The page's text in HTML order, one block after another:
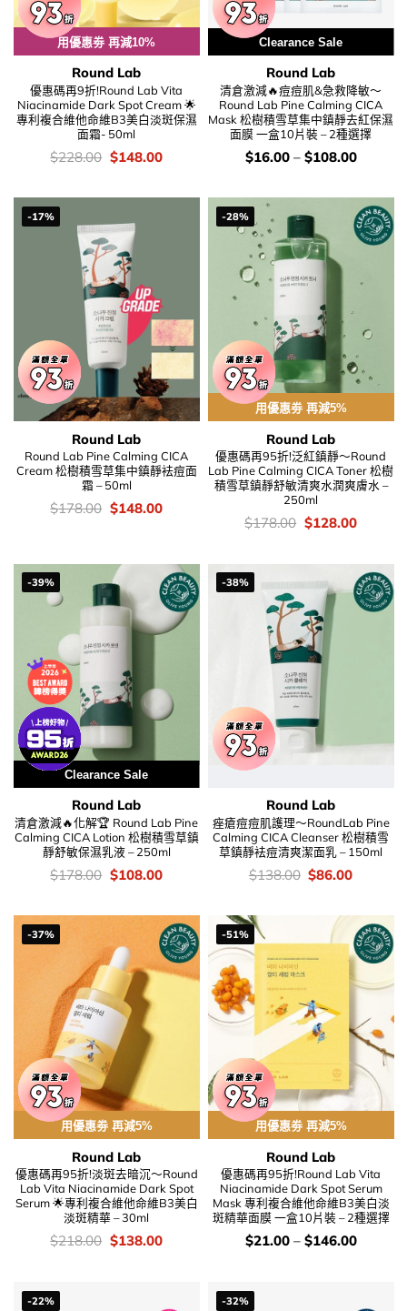
用優惠劵 再減10%
Round Lab
優惠碼再9折!Round Lab Vita
Niacinamide Dark Spot Cream 🌟
專利複合維他命維B3美白淡斑保濕
面霜- 50ml
價
錢：
$228.00 Original
price
$228.00.
$148.00Current
$148.00.
Clearance Sale
Round Lab
清倉激減🔥痘痘肌&急救降敏～
Round Lab Pine Calming CICA
Mask 松樹積雪草集中鎮靜去紅保濕
面膜 一盒10片裝 – 2種選擇
價
錢：
$16.00– $108.00
-17%
Round Lab
Round Lab Pine Calming CICA
Cream 松樹積雪草集中鎮靜袪痘面
霜 – 50ml
價
$178.00 Original
$148.00Current
-28%
用優惠劵 再減5%
Round Lab
優惠碼再95折!泛紅鎮靜～Round
Lab Pine Calming CICA Toner 松樹
積雪草鎮靜舒敏清爽水潤爽膚水 –
250ml
價
$178.00 Original
$178.00.
$128.00Current
-39%
Clearance Sale
Round Lab
清倉激減🔥化解🏆 Round Lab Pine
Calming CICA Lotion 松樹積雪草鎮
靜舒敏保濕乳液 – 250ml
價
錢：
$178.00 Original
price
$178.00.
$108.00Current
$108.00.
-38%
Round Lab
痤瘡痘痘肌護理～RoundLab Pine
Calming CICA Cleanser 松樹積雪
草鎮靜袪痘清爽潔面乳 – 150ml
價
錢：
$138.00 Original
price
$138.00.
$86.00Current
$86.00.
-37%
用優惠劵 再減5%
Round Lab
優惠碼再95折!淡斑去暗沉～Round
Lab Vita Niacinamide Dark Spot
Serum 🌟專利複合維他命維B3美白
淡斑精華 – 30ml
價
$218.00 Original
$138.00Current
-51%
用優惠劵 再減5%
Round Lab
優惠碼再95折!Round Lab Vita
Niacinamide Dark Spot Serum
Mask 專利複合維他命維B3美白淡
斑精華面膜 一盒10片裝 – 2種選擇
價
$21.00– $146.00
-22% -32%